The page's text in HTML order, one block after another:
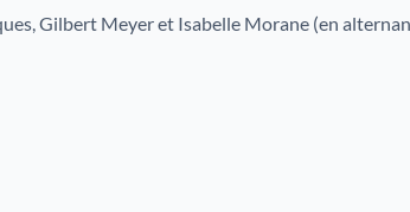
Gilbert Meyer et Isabelle Morane (en